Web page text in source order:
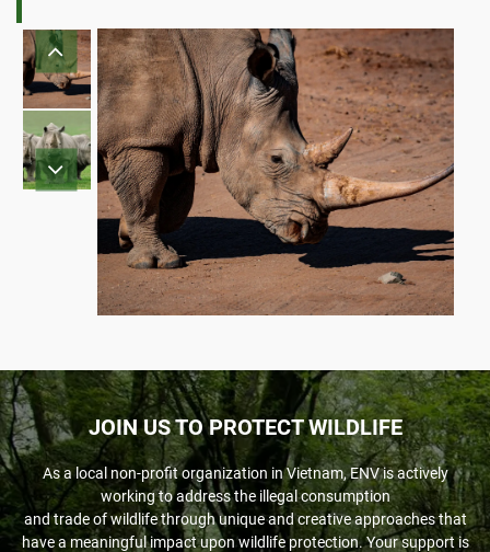
JOIN US TO PROTECT WILDLIFE
As a local non-profit organization in Vietnam, ENV is actively
working to address the illegal consumption
and trade of wildlife through unique and creative approaches that
have a meaningful impact upon wildlife protection. Your support is